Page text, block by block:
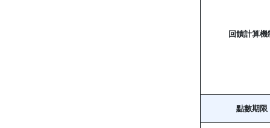
回饋計算機
點數期限